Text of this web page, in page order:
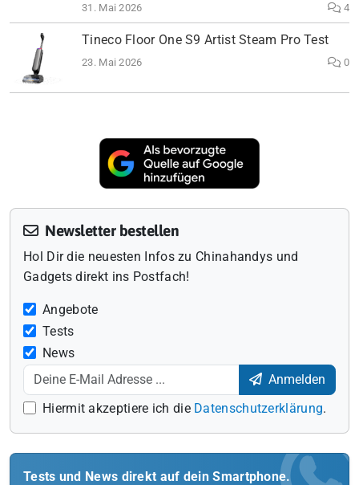
31. Mai 2026 4
Tineco Floor One S9 Artist Steam Pro Test
23. Mai 2026 0
Newsletter bestellen
Hol Dir die neuesten Infos zu Chinahandys und
Gadgets direkt ins Postfach!
Angebote
Tests
News
Anmelden
Hiermit akzeptiere ich die Datenschutzerklärung.
Tests und News direkt auf dein Smartphone.